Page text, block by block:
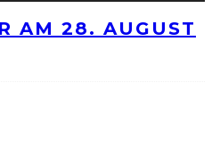
AM 28. AUGUST